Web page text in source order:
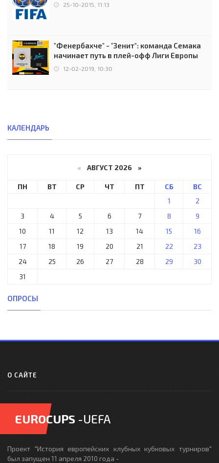
25-10-2015, 11:13
"Фенербахче" - "Зенит": команда Семака
начинает путь в плей-офф Лиги Европы
12-02-2019, 10:30
КАЛЕНДАРЬ
« АВГУСТ 2026 »
ПН ВТ СР ЧТ ПТ СБ
ВС
1
2
3
4 5 6 7 8
9
10
11 12 13 14 15
16
17
18 19 20 21 22
23
24
25 26 27 28 29
30
31
ОПРОСЫ
О САЙТЕ
EUROCUPS -UEFA
Проект "История европейских клубных кубковых турниров"
был запущен 11 апреля 2010 года -